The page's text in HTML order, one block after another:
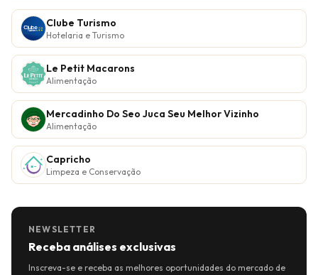
Clube Turismo
Hotelaria e Turismo
Le Petit Macarons
Alimentação
Mercadinho Do Seo Juca Seu Melhor Vizinho
Alimentação
Capricho
Limpeza e Conservação
NEWSLETTER
Receba análises exclusivas
Inscreva-se e receba as melhores oportunidades do mercado de